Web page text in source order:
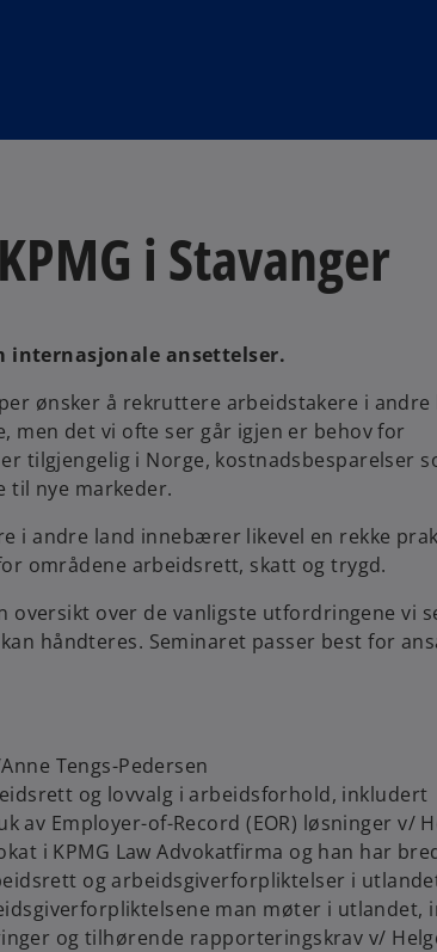
i Stavanger
internasjonale ansettelser.
ønsker å rekruttere arbeidstakere i andre
men det vi ofte ser går igjen er behov for
tilgjengelig i Norge, kostnadsbesparelser
til nye markeder.
i andre land innebærer likevel en rekke
områdene arbeidsrett, skatt og trygd.
oversikt over de vanligste utfordringene vi
håndteres. Seminaret passer best for
Tengs-Pedersen
og lovvalg i arbeidsforhold, inkludert
Employer-of-Record (EOR) løsninger v/
i KPMG Law Advokatfirma og han har
og arbeidsgiverforpliktelser i
man møter i utlandet,
og tilhørende rapporteringskrav v/